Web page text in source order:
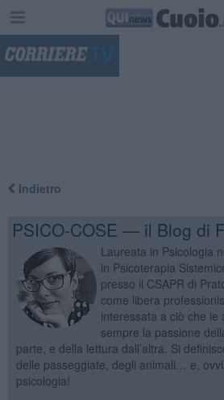
Indietro
PSICO-COSE — il Blog di
Laureata in Psicologia
in Psicoterapia
presso il CSAPR di
come libera
interessata a ciò che le
sempre la passione
parte, e della lettura dall’altra. Si
delle passeggiate, degli animali… e,
psicologia!